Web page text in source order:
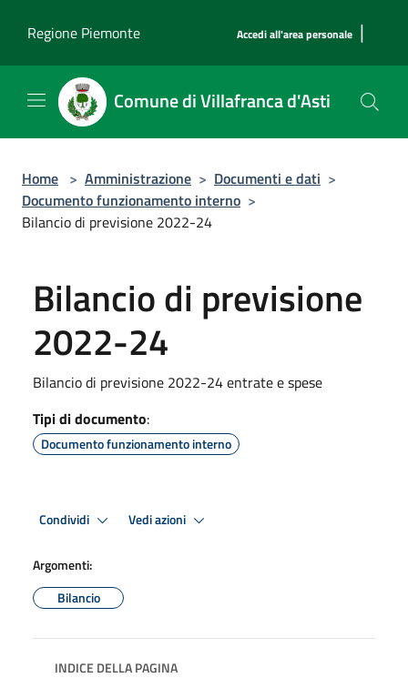
Regione Piemonte
Accedi all'area personale |
Comune di Villafranca d'Asti
Home > Amministrazione > Documenti e dati >
Documento funzionamento interno >
Bilancio di previsione 2022-24
Bilancio di previsione
2022-24
Bilancio di previsione 2022-24 entrate e spese
Tipi di documento:
Documento funzionamento interno
Condividi Vedi azioni
Argomenti:
Bilancio
INDICE DELLA PAGINA